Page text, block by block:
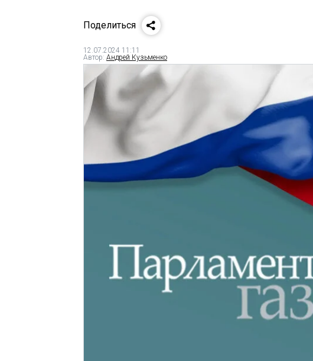
Поделиться
12.07.2024 11:11
Автор: Андрей Кузьменко